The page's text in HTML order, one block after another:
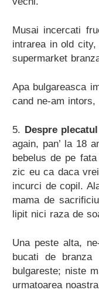
Musai incercati
intrarea in old
supermarket
Apa bulgareasca
cand ne-am
5. Despre
again, pan’ la 18
bebelus de pe
zic eu ca daca
incurci de copil.
mama de
lipit nici raza de
Una peste alta,
bucati de
bulgareste; niste
urmatoarea